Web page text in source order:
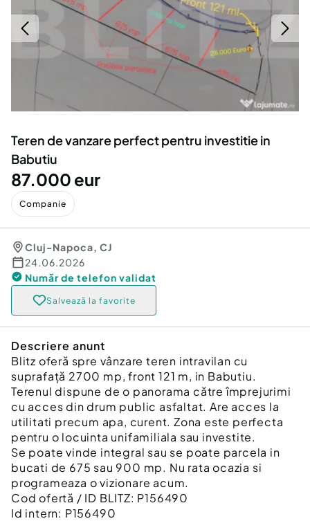
Servicii
Animale de companie
Afaceri și echipamente profesionale
Inchiriere Bunuri si Vehicule
Utilaje agricole si industriale
Piese auto si accesorii
Dacia Duster
Teren de vanzare perfect pentru investitie in
Babutiu
87.000 eur
Companie
Cluj-Napoca, CJ
24.06.2026
Număr de telefon validat
Salvează la favorite
Descriere anunt
Blitz oferă spre vânzare teren intravilan cu
suprafață 2700 mp, front 121 m, in Babutiu.
Terenul dispune de o panorama către împrejurimi
cu acces din drum public asfaltat. Are acces la
utilitati precum apa, curent. Zona este perfecta
pentru o locuinta unifamiliala sau investite.
Se poate vinde integral sau se poate parcela in
bucati de 675 sau 900 mp. Nu rata ocazia si
programeaza o vizionare acum.
Cod ofertă / ID BLITZ: P156490
Id intern: P156490